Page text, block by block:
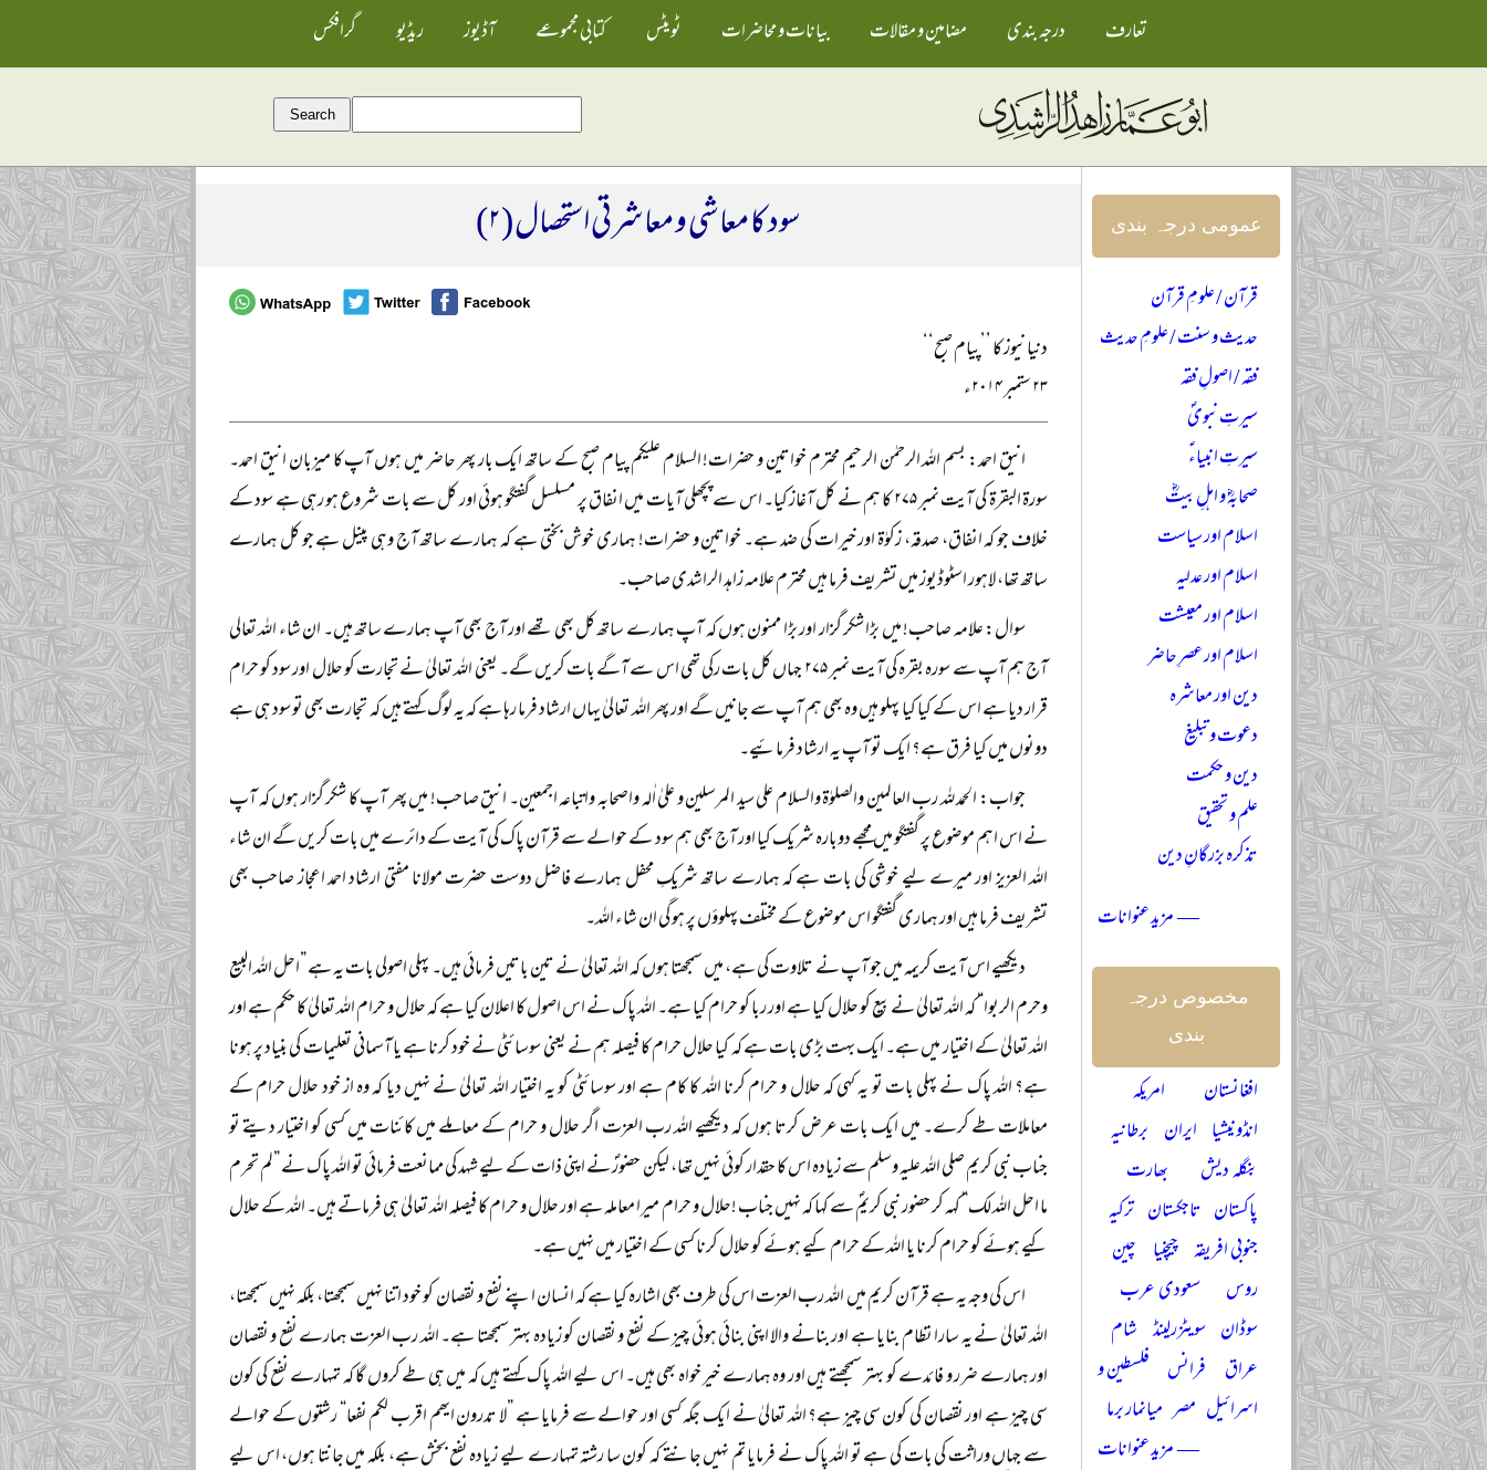
تعارف درجہ بندی مضامین و مقالات بیانات و محاضرات ٹویٹس کتابی مجموعے آڈیوز ریڈیو گرافکس
سود کا معاشی و معاشرتی استحصال (۲)
دنیا نیوز کا ’’پیام صبح‘‘
۲۳ ستمبر ۲۰۱۴ء
انیق احمد: بسم اللہ الرحمٰن الرحیم محترم خواتین و حضرات! السلام علیکم پیام صبح کے ساتھ ایک بار پھر حاضر میں ہوں آپ کا میزبان انیق احمد۔
سورۃ البقرۃ کی آیت نمبر ۲۷۵ کا ہم نے کل آغاز کیا۔ اس سے پچھلی آیات میں انفاق پر مسلسل گفتگو ہوئی اور کل سے بات شروع ہو رہی ہے سود کے
خلاف جو کہ انفاق، صدقہ، زکوٰۃ اور خیرات کی ضد ہے۔ خواتین و حضرات! ہماری خوش بختی ہے کہ ہمارے ساتھ آج وہی پینل ہے جو کل ہمارے
ساتھ تھا، لاہور اسٹوڈیوز میں تشریف فرما ہیں محترم علامہ زاہد الراشدی صاحب۔
سوال: علامہ صاحب! میں بڑا شکر گزار اور بڑا ممنون ہوں کہ آپ ہمارے ساتھ کل بھی تھے اور آج بھی آپ ہمارے ساتھ ہیں۔ ان شاء اللہ تعالی
آج ہم آپ سے سورہ بقرہ کی آیت نمبر ۲۷۵ جہاں کل بات رکی تھی اس سے آگے بات کریں گے۔ یعنی اللہ تعالیٰ نے تجارت کو حلال اور سود کو حرام
قرار دیا ہے اس کے کیا کیا پہلو ہیں وہ بھی ہم آپ سے جانیں گے اور پھر اللہ تعالیٰ یہاں ارشاد فرما رہا ہے کہ یہ لوگ کہتے ہیں کہ تجارت بھی تو سود ہی ہے
دونوں میں کیا فرق ہے؟ ایک تو آپ یہ ارشاد فرمائیے۔
جواب: الحمد للہ رب العالمین والصلوٰۃ والسلام علی سید المرسلین و علیٰ اٰلہ واصحابہ واتباعہ اجمعین۔ انیق صاحب! میں پھر آپ کا شکر گزار ہوں کہ آپ
نے اس اہم موضوع پر گفتگو میں مجھے دوبارہ شریک کیا اور آج بھی ہم سود کے حوالے سے قرآن پاک کی آیت کے دائرے میں بات کریں گے ان شاء
اللہ العزیز اور میرے لیے خوشی کی بات ہے کہ ہمارے ساتھ شریکِ محفل ہمارے فاضل دوست حضرت مولانا مفتی ارشاد احمد اعجاز صاحب بھی
تشریف فرما ہیں اور ہماری گفتگو اس موضوع کے مختلف پہلوؤں پر ہو گی ان شاء اللہ۔
دیکھیے اس آیت کریمہ میں جو آپ نے تلاوت کی ہے، میں سمجھتا ہوں کہ اللہ تعالیٰ نے تین باتیں فرمائی ہیں۔ پہلی اصولی بات یہ ہے ”احل اللہ البیع
وحرم الربوا“ کہ اللہ تعالیٰ نے بیع کو حلال کیا ہے اور ربا کو حرام کیا ہے۔ اللہ پاک نے اس اصول کا اعلان کیا ہے کہ حلال و حرام اللہ تعالیٰ کا حکم ہے اور
اللہ تعالیٰ کے اختیار میں ہے۔ ایک بہت بڑی بات ہے کہ کیا حلال حرام کا فیصلہ ہم نے یعنی سوسائٹی نے خود کرنا ہے یا آسمانی تعلیمات کی بنیاد پر ہونا
ہے؟ اللہ پاک نے پہلی بات تو یہ کہی کہ حلال و حرام کرنا اللہ کا کام ہے اور سوسائٹی کو یہ اختیار اللہ تعالیٰ نے نہیں دیا کہ وہ از خود حلال حرام کے
معاملات طے کرے۔ میں ایک بات عرض کرتا ہوں کہ دیکھیے اللہ رب العزت اگر حلال و حرام کے معاملے میں کائنات میں کسی کو اختیار دیتے تو
جناب نبی کریم صلی اللہ علیہ وسلم سے زیادہ اس کا حقدار کوئی نہیں تھا، لیکن حضورؐ نے اپنی ذات کے لیے شہد کی ممانعت فرمائی تو اللہ پاک نے ”لم تحرم
ما احل اللہ لک“ کہہ کر حضور نبی کریمؐ سے کہا کہ نہیں جناب !حلال و حرام میرا معاملہ ہے اور حلال و حرام کا فیصلہ اللہ تعالیٰ ہی فرماتے ہیں۔ اللہ کے حلال
کیے ہوئے کو حرام کرنا یا اللہ کے حرام کیے ہوئے کو حلال کرنا کسی کے اختیار میں نہیں ہے۔
اس کی وجہ یہ ہے قرآن کریم میں اللہ رب العزت اس کی طرف بھی اشارہ کیا ہے کہ انسان اپنے نفع و نقصان کو خود اتنا نہیں سمجھتا، بلکہ نہیں سمجھتا،
اللہ تعالیٰ نے یہ سارا نظام بنایا ہے اور بنانے والا اپنی بنائی ہوئی چیز کے نفع و نقصان کو زیادہ بہتر سمجھتا ہے۔ اللہ رب العزت ہمارے نفع و نقصان
اور ہمارے ضرر و فائدے کو بہتر سمجھتے ہیں اور وہ ہمارے خیر خواہ بھی ہیں۔ اس لیے اللہ پاک کہتے ہیں کہ میں ہی طے کروں گا کہ تمہارے نفع کی کون
سی چیز ہے اور نقصان کی کون سی چیز ہے؟ اللہ تعالیٰ نے ایک جگہ کسی اور حوالے سے فرمایا ہے ”لا تدرون ایھم اقرب لکم نفعا“ رشتوں کے حوالے
سے جہاں وراثت کی بات کی ہے تو اللہ پاک نے فرمایا تم نہیں جانتے کہ کون سا رشتہ تمہارے لیے زیادہ نفع بخش ہے، بلکہ میں جانتا ہوں، اس لیے
عمومی درجہ بندی
قرآن / علومِ قرآن
حدیث و سنت / علومِ حدیث
فقہ / اصولِ فقہ
سیرتِ نبویؐ
سیرتِ انبیاءؑ
صحابہؓ و اہلِ بیتؓ
اسلام اور سیاست
اسلام اور عدلیہ
اسلام اور معیشت
اسلام اور عصرِ حاضر
دین اور معاشرہ
دعوت و تبلیغ
دین و حکمت
علم و تحقیق
تذکرہ بزرگانِ دین
— مزید عنوانات
مخصوص درجہ
بندی
افغانستان
امریکہ
انڈونیشیا ایران برطانیہ
بنگلہ دیش
بھارت
پاکستان تاجکستان ترکیہ
جنوبی افریقہ چیچنیا چین
روس
سعودی عرب
سوڈان سویٹزرلینڈ شام
عراق فرانس فلسطین و
اسرائیل مصر میانمار برما
— مزید عنوانات